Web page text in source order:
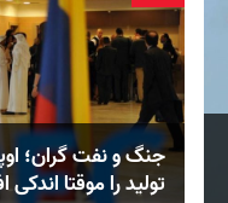
جنگ و نفت گران؛
تولید را موقتا